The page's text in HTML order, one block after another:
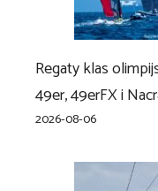
Regaty klas
49er, 49erFX i
2026-08-06